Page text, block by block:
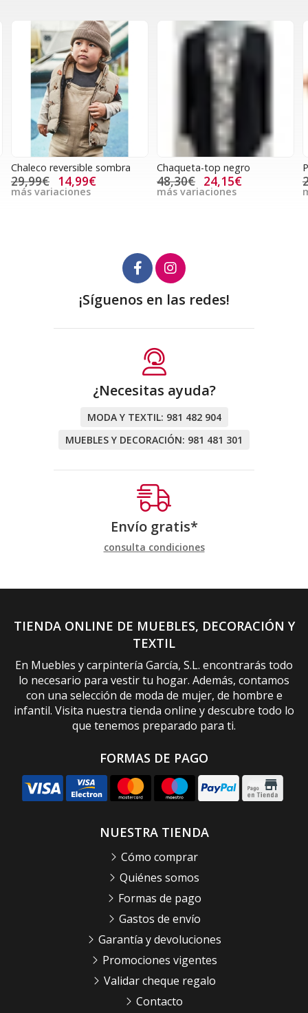
Chaleco reversible sombra
29,99€ 14,99€
más variaciones
Chaqueta-top negro
48,30€ 24,15€
más variaciones
¡Síguenos en las redes!
¿Necesitas ayuda?
MODA Y TEXTIL: 981 482 904
MUEBLES Y DECORACIÓN: 981 481 301
Envío gratis*
consulta condiciones
TIENDA ONLINE DE MUEBLES, DECORACIÓN Y
TEXTIL
En Muebles y carpintería García, S.L. encontrarás todo
lo necesario para vestir tu hogar. Además, contamos
con una selección de moda de mujer, de hombre e
infantil. Visita nuestra tienda online y descubre todo lo
que tenemos preparado para ti.
FORMAS DE PAGO
NUESTRA TIENDA
Cómo comprar
Quiénes somos
Formas de pago
Gastos de envío
Garantía y devoluciones
Promociones vigentes
Validar cheque regalo
Contacto